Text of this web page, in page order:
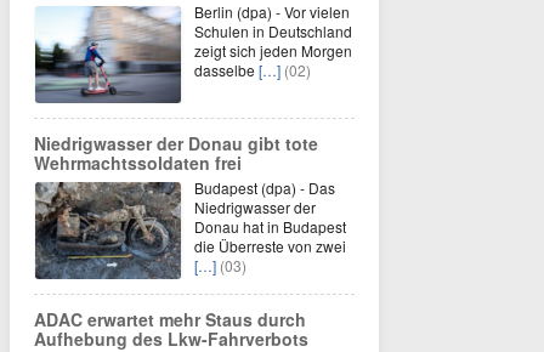
Berlin (dpa) - Vor vielen
Schulen in Deutschland
zeigt sich jeden Morgen
dasselbe […] (02)
Niedrigwasser der Donau gibt tote
Wehrmachtssoldaten frei
Budapest (dpa) - Das
Niedrigwasser der
Donau hat in Budapest
die Überreste von zwei
[…] (03)
ADAC erwartet mehr Staus durch
Aufhebung des Lkw-Fahrverbots